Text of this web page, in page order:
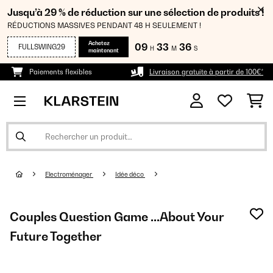
Jusqu’à 29 % de réduction sur une sélection de produits !
RÉDUCTIONS MASSIVES PENDANT 48 H SEULEMENT !
FULLSWING29
Achetez
maintenant
09 H 33 M 34 S
Paiements flexibles Livraison gratuite à partir de 100€*
Electroménager Idée déco
Couples Question Game ...About Your
Future Together